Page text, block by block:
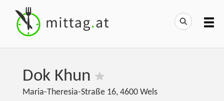
Dok Khun
Maria-Theresia-Straße 16, 4600 Wels